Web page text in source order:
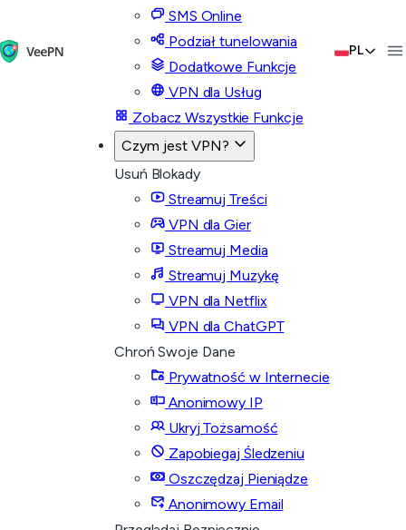
SMS Online
Podział tunelowania
Dodatkowe Funkcje
VPN dla Usług
Zobacz Wszystkie Funkcje
Czym jest VPN?
Usuń Blokady
Streamuj Treści
VPN dla Gier
Streamuj Media
Streamuj Muzykę
VPN dla Netflix
VPN dla ChatGPT
Chroń Swoje Dane
Prywatność w Internecie
Anonimowy IP
Ukryj Tożsamość
Zapobiegaj Śledzeniu
Oszczędzaj Pieniądze
Anonimowy Email
PL